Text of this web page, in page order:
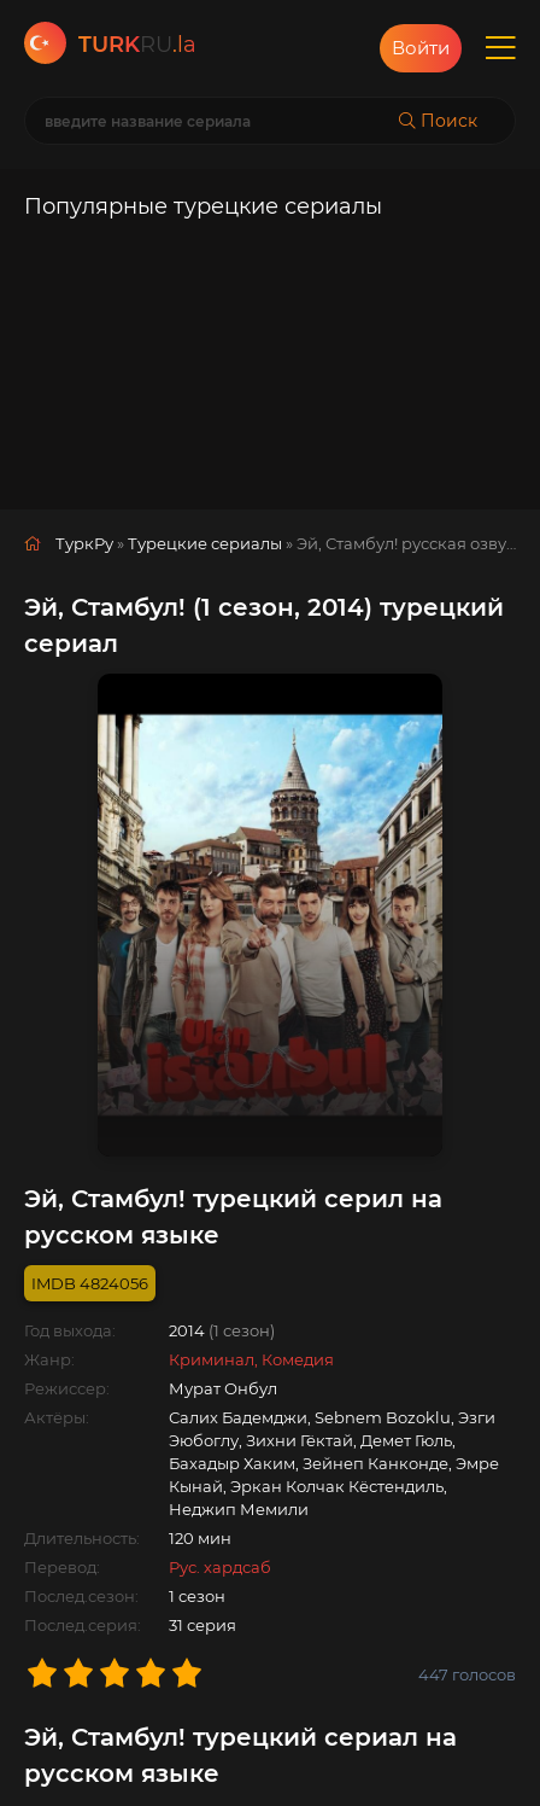
TURKRU.la
Поиск
Войти
Популярные турецкие сериалы
ТуркРу »Турецкие сериалы » Эй, Стамбул! русская озвучка смотреть полностью онлайн!
Эй, Стамбул! (1 сезон, 2014) турецкий
сериал
Эй, Стамбул! турецкий серил на
русском языке
4824056
Год выхода: 2014 (1 сезон)
Жанр:
Криминал, Комедия
Режиссер:
Мурат Онбул
Актёры:
Салих Бадемджи, Sebnem Bozoklu, Эзги
Эюбоглу, Зихни Гёктай, Демет Гюль,
Бахадыр Хаким, Зейнеп Канконде, Эмре
Кынай, Эркан Колчак Кёстендиль,
Неджип Мемили
Длительность:
120 мин
Перевод:
Рус. хардсаб
Послед.сезон:
1 сезон
Послед.серия:
31 серия
447 голосов
Эй, Стамбул! турецкий сериал на
русском языке